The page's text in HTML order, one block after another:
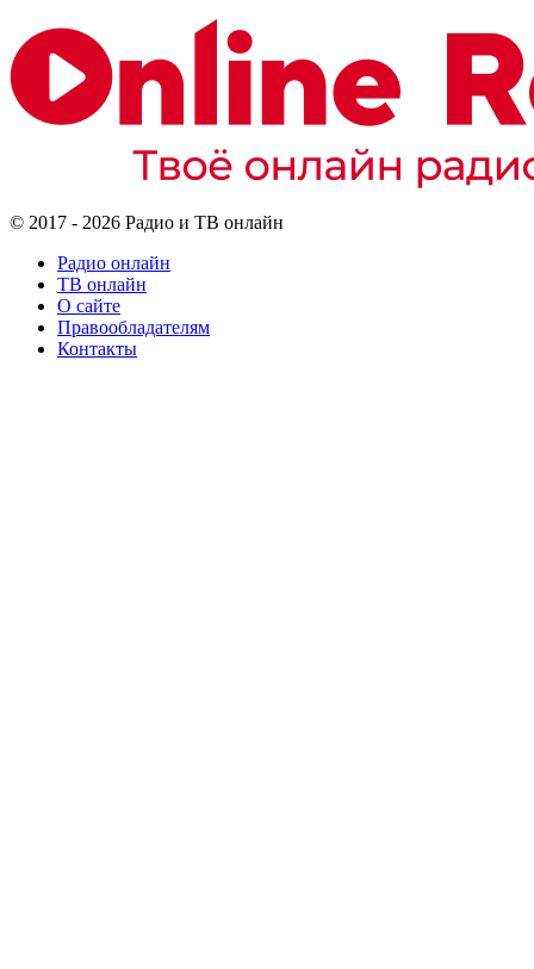
© 2017 - 2026 Радио и ТВ онлайн
Радио онлайн
ТВ онлайн
О сайте
Правообладателям
Контакты